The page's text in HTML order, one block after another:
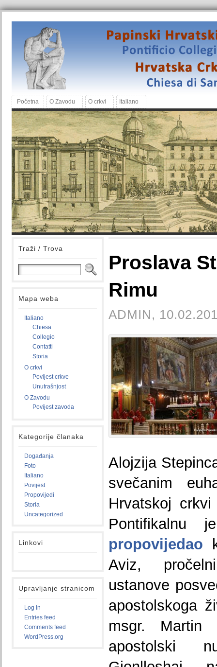
Početna O Zavodu O crkvi Italiano
Traži / Trova
Mapa weba
Italiano
Chiesa
Collegio
Contatti
Storia
O crkvi
Povijest crkve
Unutrašnjost
O Zavodu
Povijest zavoda
Kategorije članaka
Događanja
Foto
Italiano
Povijest
Propovijedi
Storia
Uncategorized
Linkovi
Upravljanje stranicom
Log in
Entries feed
Comments feed
WordPress.org
Proslava
Rimu
ADMIN,
Alojzija
svečanim
Hrvatskoj
Pontifikalnu
propovijedao
Aviz,
ustanove
apostolskoga
msgr. Martin
apostolski